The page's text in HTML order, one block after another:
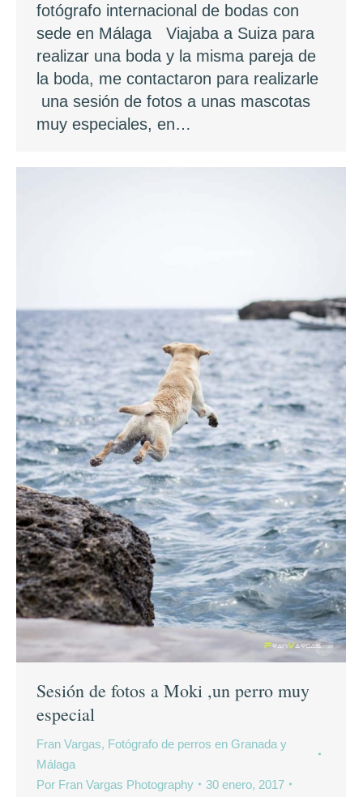
fotógrafo internacional de bodas con
sede en Málaga Viajaba a Suiza para
realizar una boda y la misma pareja de
la boda, me contactaron para realizarle
una sesión de fotos a unas mascotas
muy especiales, en…
Sesión de fotos a Moki ,un perro muy
especial
Fran Vargas, Fotógrafo de perros en Granada y
Málaga
Por Fran Vargas Photography 30 enero, 2017